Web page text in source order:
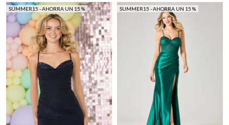
SUMMER15 - AHORRA UN 15 % SUMMER15 - AHORRA UN 15 %